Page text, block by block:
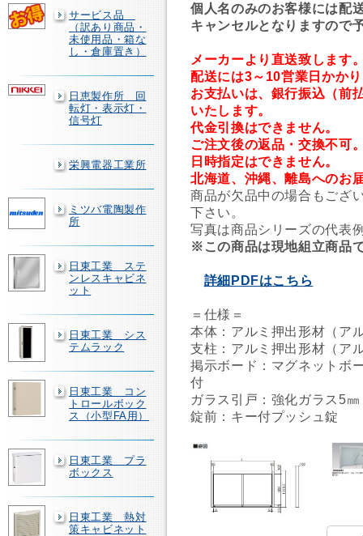
サービス品
（訳あり商品・
未使用品・箱な
し・倉庫置き）
日恵製作所 回
転灯・表示灯・
信号灯
栄興電器工業所
ミツバ電陶製作
所
日東工業 ステ
ンレスキャビネ
ット
日東工業 シス
テムラック
日東工業 コン
トロールボック
ス（小型FA用）
日東工業 プラ
ボックス
日東工業 熱対
策キャビネット
個人名のみのお客様には配
キャンセルとなりますので
メーカーより直送致します
配送には3～10営業日かか
お支払いは、銀行振込（前
いたします。
代金引換はできません。
ご注文後の返品・交換不可
日時指定はできません。
北海道、沖縄、離島へのお
商品が欠品中の場合もござ
下さい。
写真は商品シリーズの代表
※この商品は現地組立商品
詳細PDFはこちら
＝仕様＝
本体：アルミ押出形材（ア
支柱：アルミ押出形材（ア
掲示ボード：マグネットボ
付
ガラス引戸：強化ガラス5㎜
錠前：キー付プッシュ錠